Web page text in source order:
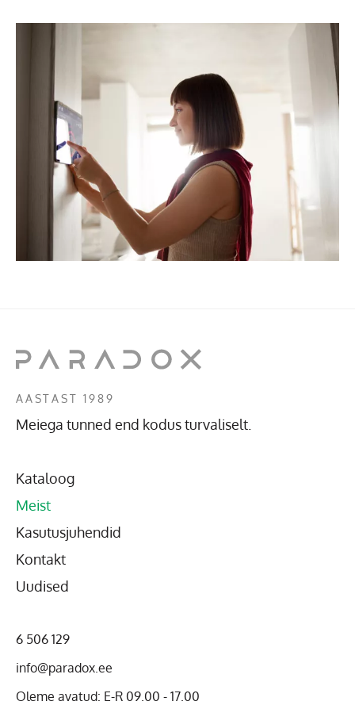
AASTAST 1989
Meiega tunned end kodus turvaliselt.
Kataloog
Meist
Kasutusjuhendid
Kontakt
Uudised
6 506 129
info@paradox.ee
Oleme avatud: E-R 09.00 - 17.00